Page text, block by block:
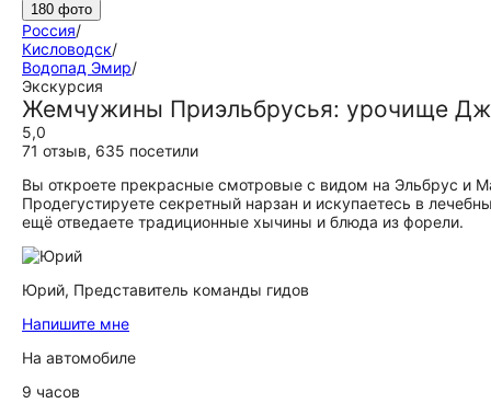
180 фото
Россия/
Кисловодск/
Водопад Эмир/
Экскурсия
Жемчужины Приэльбрусья: урочище
5,0
71 отзыв, 635 посетили
Вы откроете прекрасные смотровые с видом на Эльбрус и
Продегустируете секретный нарзан и искупаетесь в
ещё отведаете традиционные хычины и блюда из форели.
Юрий, Представитель команды гидов
Напишите мне
На автомобиле
9 часов